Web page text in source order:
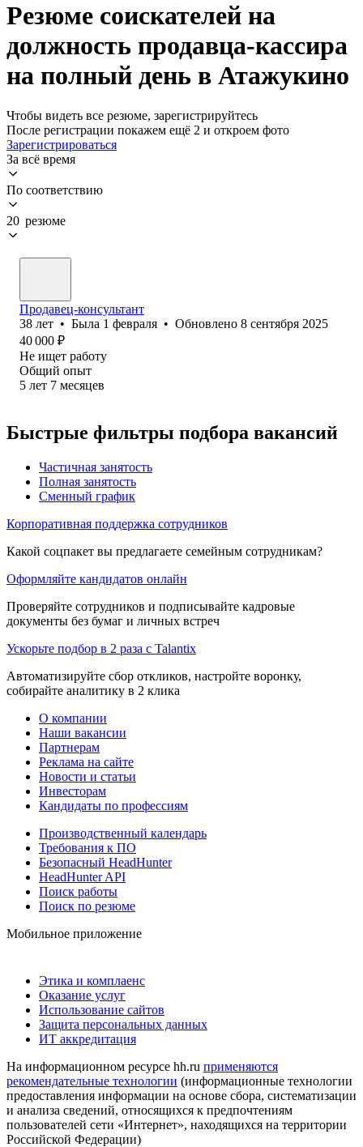
Резюме соискателей на
должность продавца-кассира
на полный день в Атажукино
Чтобы видеть все резюме, зарегистрируйтесь
После регистрации покажем ещё 2 и откроем фото
Зарегистрироваться
За всё время
По соответствию
20 резюме
Продавец-консультант
38 лет • Была 1 февраля • Обновлено 8 сентября 2025
40 000 ₽
Не ищет работу
Общий опыт
5 лет 7 месяцев
Быстрые фильтры подбора вакансий
Частичная занятость
Полная занятость
Сменный график
Корпоративная поддержка сотрудников
Какой соцпакет вы предлагаете семейным сотрудникам?
Оформляйте кандидатов онлайн
Проверяйте сотрудников и подписывайте кадровые
документы без бумаг и личных встреч
Ускорьте подбор в 2 раза с Talantix
Автоматизируйте сбор откликов, настройте воронку,
собирайте аналитику в 2 клика
О компании
Наши вакансии
Партнерам
Реклама на сайте
Новости и статьи
Инвесторам
Кандидаты по профессиям
Производственный календарь
Требования к ПО
Безопасный HeadHunter
HeadHunter API
Поиск работы
Поиск по резюме
Мобильное приложение
Этика и комплаенс
Оказание услуг
Использование сайтов
Защита персональных данных
ИТ аккредитация
На информационном ресурсе hh.ru применяются
рекомендательные технологии (информационные технологии
предоставления информации на основе сбора, систематизации
и анализа сведений, относящихся к предпочтениям
пользователей сети «Интернет», находящихся на территории
Российской Федерации)